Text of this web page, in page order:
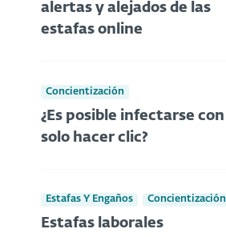
alertas y alejados de las
estafas online
Concientización
¿Es posible infectarse con
solo hacer clic?
Estafas Y Engaños Concientización
Estafas laborales